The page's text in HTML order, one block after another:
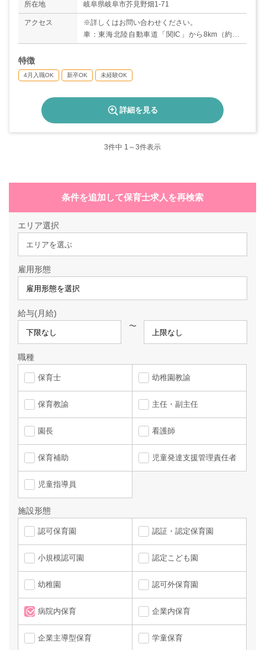
◇産休・育休あり
＊年間休日数117日
所在地 岐阜県岐阜市芥見野畑1-71
アクセス
※詳しくはお問い合わせください。
車：東海北陸自動車道「関IC」から8km（約15
分）
特徴
4月入職OK 新卒OK 未経験OK
詳細を見る
3件中 1～3件表示
条件を追加して保育士求人を再検索
エリア選択
エリアを選ぶ
雇用形態
給与(月給)
〜
職種
保育士 幼稚園教諭
保育教諭 主任・副主任
園長 看護師
保育補助 児童発達支援管理責任者
児童指導員
施設形態
認可保育園 認証・認定保育園
小規模認可園 認定こども園
幼稚園 認可外保育園
病院内保育 企業内保育
企業主導型保育 学童保育